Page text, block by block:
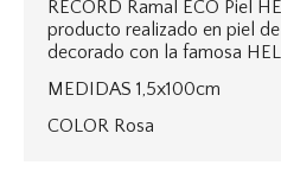
RECORD Ramal ECO Piel
producto realizado en piel
decorado con la famosa
MEDIDAS 1,5x100cm
COLOR Rosa